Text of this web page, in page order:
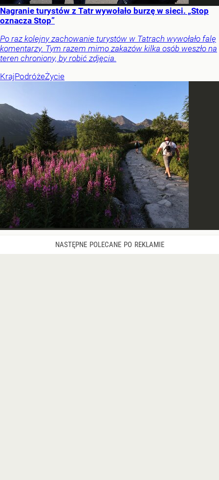
Nagranie turystów z Tatr wywołało burzę w sieci. „Stop
oznacza Stop”
Po raz kolejny zachowanie turystów w Tatrach wywołało falę
komentarzy. Tym razem mimo zakazów kilka osób weszło na
teren chroniony, by robić zdjęcia.
KrajPodróżeŻycie